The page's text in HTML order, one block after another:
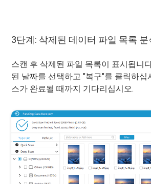
3단계: 삭제된 데이터 파일 목록 분
스캔 후 삭제된 파일 목록이 표시됩니
된 날짜를 선택하고 "복구"를 클릭하십
스가 완료될 때까지 기다리십시오.